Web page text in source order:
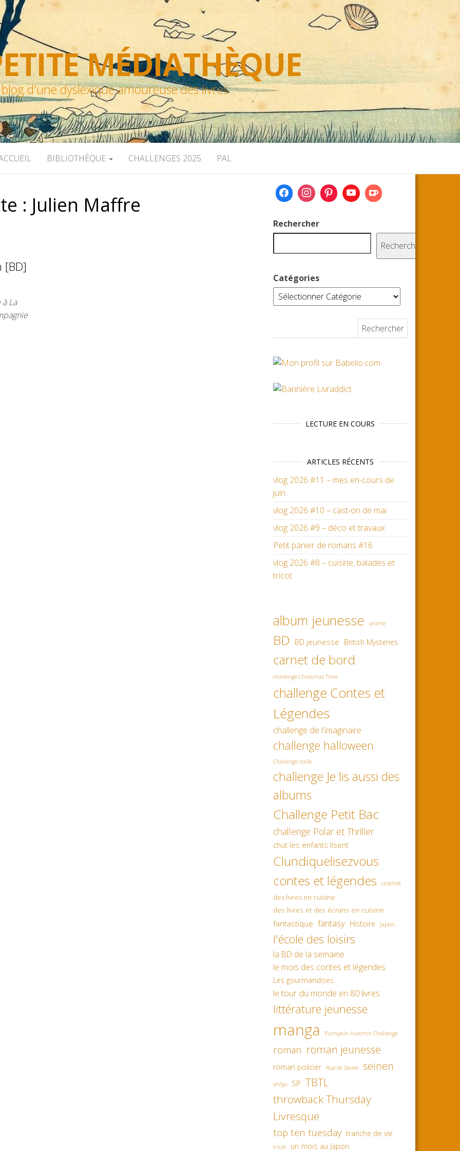
MÉDIATHÈQUE
blog d'une dyslexique amoureuse des livres
BIBLIOTHÈQUE CHALLENGES 2025 PAL
: Julien Maffre
[BD]
La
Rechercher
Rechercher
Catégories
LECTURE EN COURS
ARTICLES RÉCENTS
vlog 2026 #11 – mes en-cours de
juin
vlog 2026 #10 – cast-on de mai
vlog 2026 #9 – déco et travaux
Petit panier de romans #16
vlog 2026 #8 – cuisine, balades et
tricot
album jeunesse anime
BD BD jeunesse British Mysteries
carnet de bord
challenge Christmas Time
challenge Contes et
Légendes
challenge de l'imaginaire
challenge halloween
Challenge Italie
challenge Je lis aussi des
albums
Challenge Petit Bac
challenge Polar et Thriller
chut les enfants lisent
Clundiquelisezvous
contes et légendes
crochet
des livres en cuisine
des livres et des écrans en cuisine
fantastique fantasy Histoire Japon
l'école des loisirs
la BD de la semaine
le mois des contes et légendes
Les gourmandises
le tour du monde en 80 livres
littérature jeunesse
manga Pumpkin Automn Challenge
roman roman jeunesse
roman policier Rue de Sevres seinen
shôjo SP TBTL
throwback Thursday
Livresque
top ten tuesday tranche de vie
tricot un mois au Japon